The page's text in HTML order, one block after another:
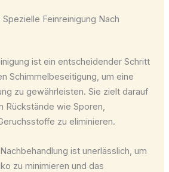
Feinreinigung Nach
ist ein entscheidender Schritt
Schimmelbeseitigung, um eine
zu gewährleisten. Sie zielt darauf
Rückstände wie Sporen,
zu eliminieren.
ist unerlässlich, um
zu minimieren und das